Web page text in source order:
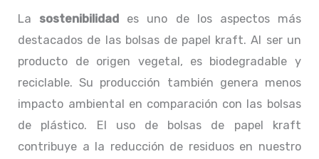
La sostenibilidad
es uno de los aspectos más
destacados de las bolsas de papel kraft. Al ser un
producto de origen vegetal, es biodegradable y
reciclable. Su producción también genera menos
impacto ambiental en comparación con las bolsas
de plástico. El uso de bolsas de papel kraft
contribuye a la reducción de residuos en nuestro